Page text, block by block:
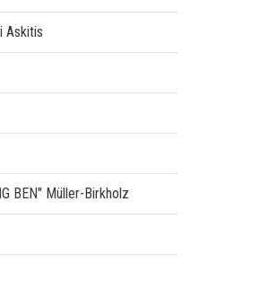
Askitis
BEN" Müller-Birkholz